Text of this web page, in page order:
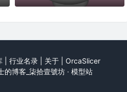
| 行业名录| 关于| OrcaSlicer
的博客_柒拾壹號坊 · 模型站